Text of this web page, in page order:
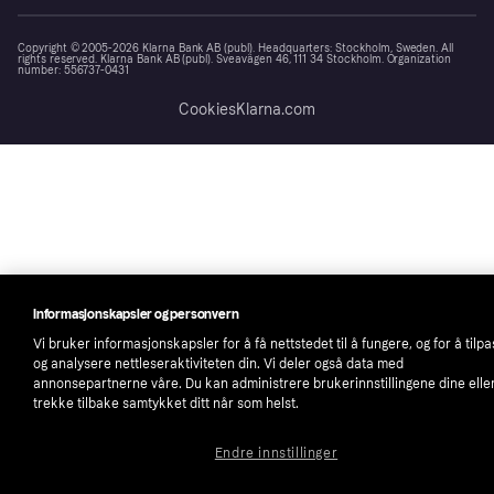
Copyright © 2005-2026 Klarna Bank AB (publ). Headquarters: Stockholm, Sweden. All
rights reserved. Klarna Bank AB (publ). Sveavägen 46, 111 34 Stockholm. Organization
number: 556737-0431
CookiesKlarna.com
Informasjonskapsler og personvern
Vi bruker informasjonskapsler for å få nettstedet til å fungere, og for å
og analysere nettleseraktiviteten din. Vi deler også data med
annonsepartnerne våre. Du kan administrere brukerinnstillingene dine
trekke tilbake samtykket ditt når som helst.
Endre innstillinger